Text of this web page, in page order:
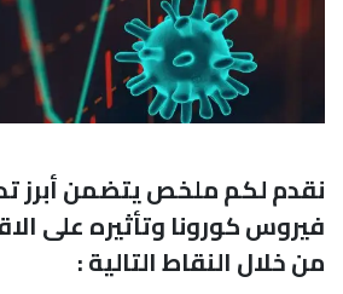
نقدم لكم ملخص يتضمن أبرز
فيروس كورونا وتأثيره على
من خلال النقاط التالية :